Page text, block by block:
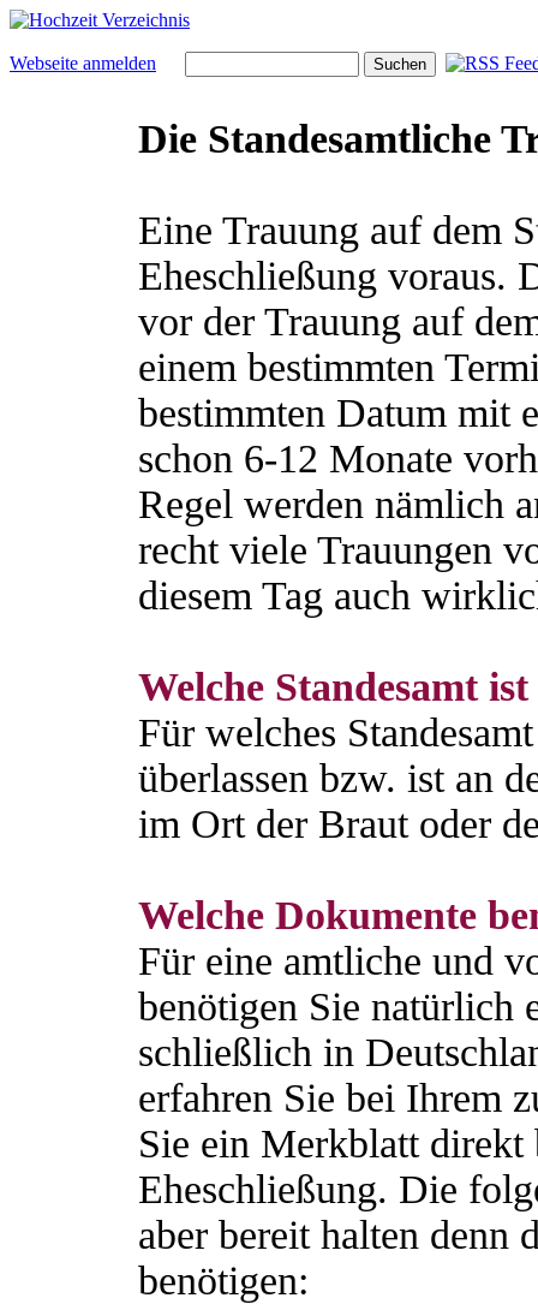
Webseite anmelden
Die Standesamtliche
Eine Trauung auf dem
Eheschließung voraus.
vor der Trauung auf
einem bestimmten
bestimmten Datum mit
schon 6-12 Monate
Regel werden nämlich
recht viele Trauungen
diesem Tag auch
Welche Standesamt
Für welches
überlassen bzw. ist an
im Ort der Braut oder
Welche Dokumente
Für eine amtliche und
benötigen Sie natürlich
schließlich in
erfahren Sie bei Ihrem
Sie ein Merkblatt
Eheschließung. Die
aber bereit halten denn
benötigen: